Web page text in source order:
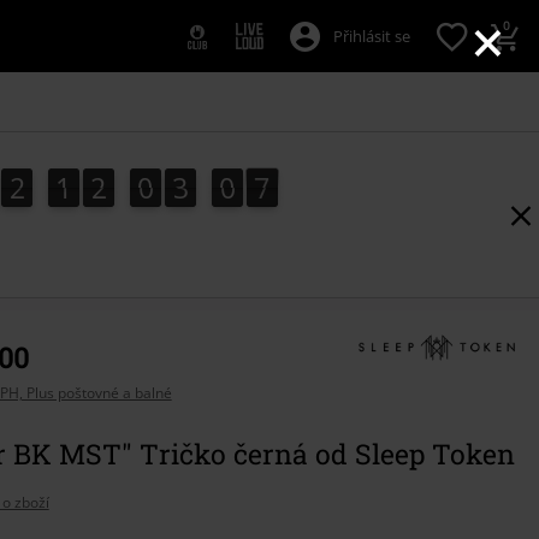
×
Přihlásit se 0
2
2 1
1 2
2 0
0 3
3 0
1
0 5
6
5
7
6
Plus poštovné a balné
BK MST" Tričko černá od Sleep Token
zboží